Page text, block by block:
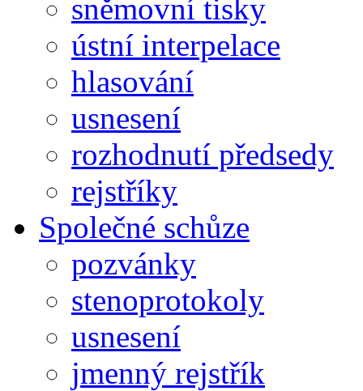
sněmovní tisky
ústní interpelace
hlasování
usnesení
rozhodnutí předsedy
rejstříky
Společné schůze
pozvánky
stenoprotokoly
usnesení
jmenný rejstřík